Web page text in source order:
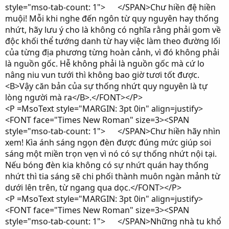
style="mso-tab-count: 1"> </SPAN>Chư hiền đệ hiền
muội! Mỗi khi nghe đến ngôn từ quy nguyên hay thống
nhứt, hãy lưu ý cho là không có nghĩa rằng phải gom về
độc khối thể tướng danh từ hay việc làm theo đường lối
của từng địa phương từng hoàn cảnh, vì đó không phải
là nguồn gốc. Hễ không phải là nguồn gốc mà cứ lo
nâng niu vun tưới thì không bao giờ tươi tốt được.
<B>Vậy căn bản của sự thống nhứt quy nguyên là tự
lòng người mà ra</B>.</FONT></P>
<P =MsoText style="MARGIN: 3pt 0in" align=justify>
<FONT face="Times New Roman" size=3><SPAN
style="mso-tab-count: 1"> </SPAN>Chư hiền hãy nhìn
xem! Kìa ánh sáng ngọn đèn được đúng mức giúp soi
sáng một miền trọn vẹn vì nó có sự thống nhứt nội tại.
Nếu bóng đèn kia không có sự nhứt quán hay thống
nhứt thì tia sáng sẽ chi phối thành muôn ngàn mảnh từ
dưới lên trên, từ ngang qua dọc.</FONT></P>
<P =MsoText style="MARGIN: 3pt 0in" align=justify>
<FONT face="Times New Roman" size=3><SPAN
style="mso-tab-count: 1"> </SPAN>Những nhà tu khổ